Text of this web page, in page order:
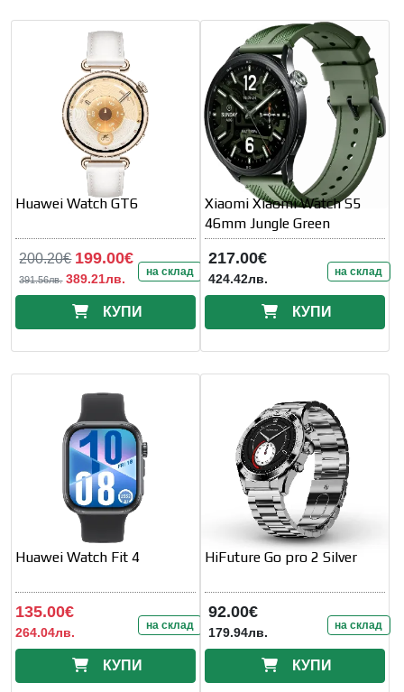
Huawei Watch GT6
200.20€ 199.00€
391.56лв. 389.21лв. на склад
КУПИ
Xiaomi Xiaomi Watch S5
46mm Jungle Green
217.00€
424.42лв. на склад
КУПИ
Huawei Watch Fit 4
135.00€
264.04лв. на склад
КУПИ
HiFuture Go pro 2 Silver
92.00€
179.94лв. на склад
КУПИ